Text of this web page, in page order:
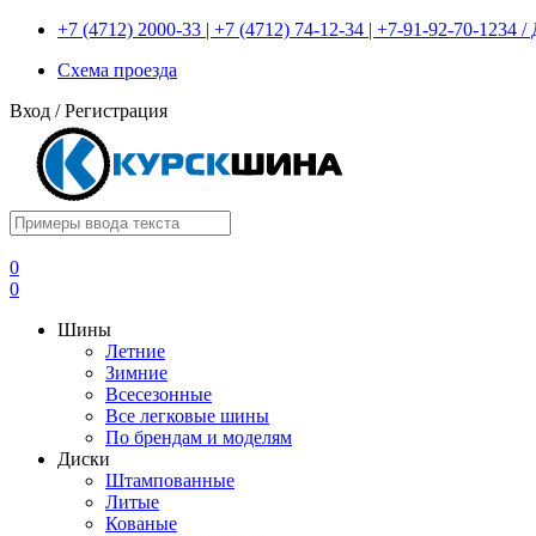
+7 (4712) 2000-33 | +7 (4712) 74-12-34 | +7-91-92-70-1234
Схема проезда
Вход /Регистрация
0
0
Шины
Летние
Зимние
Всесезонные
Все легковые шины
По брендам и моделям
Диски
Штампованные
Литые
Кованые